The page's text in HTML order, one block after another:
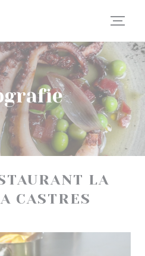
LA
CASTRES